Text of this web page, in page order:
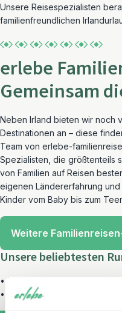
Unsere Reisespezialisten
familienfreundlichen
erlebe
Gemeinsam
Neben Irland bieten wir noch
Destinationen an – diese
Team von erlebe-
Spezialisten, die größtenteils
von Familien auf Reisen
eigenen Ländererfahrung
Kinder vom Baby bis zum
Weitere
Unsere beliebtesten
• Irland Highlights Rundreise
•
Irland Roadtrip